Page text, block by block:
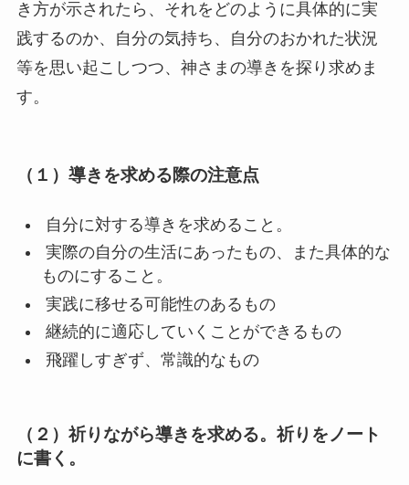
き方が示されたら、それをどのように具体的に実
践するのか、自分の気持ち、自分のおかれた状況
等を思い起こしつつ、神さまの導きを探り求めま
す。
（１）導きを求める際の注意点
自分に対する導きを求めること。
実際の自分の生活にあったもの、また具体的な
ものにすること。
実践に移せる可能性のあるもの
継続的に適応していくことができるもの
飛躍しすぎず、常識的なもの
（２）祈りながら導きを求める。祈りをノート
に書く。